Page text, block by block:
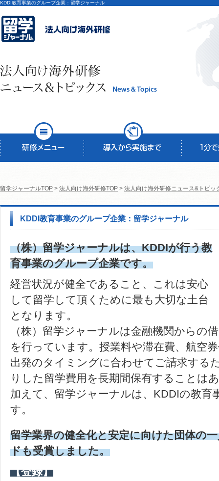
KDDI教育事業のグループ企業：留学ジャーナル
留学ジャーナルTOP > 法人向け海外研修TOP > 法人向け海外研修ニュース&トピッ
KDDI教育事業のグループ企業：留学ジャーナル
（株）留学ジャーナルは、KDDIが行う教
育事業のグループ企業です。
経営状況が健全であること、これは安心
して留学して頂くために最も大切な土台
となります。
（株）留学ジャーナルは金融機関からの
を行っています。授業料や滞在費、航空
出発のタイミングに合わせてご請求する
りした留学費用を長期間保有することは
加えて、留学ジャーナルは、KDDIの教育
す。
留学業界の健全化と安定に向けた団体の
ドも受賞しました。
【登録】